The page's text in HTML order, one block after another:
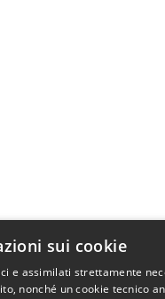
sui cookie
e assimilati strettamente
nonché un cookie tecnico